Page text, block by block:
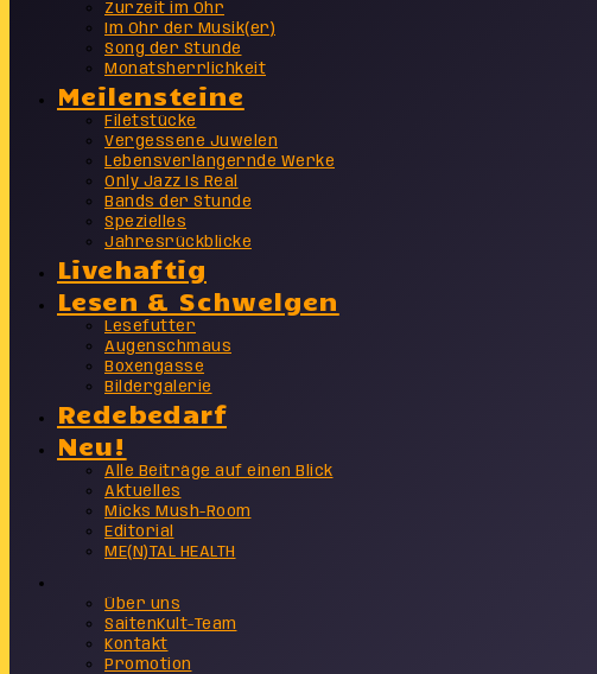
Zurzeit im Ohr
Im Ohr der Musik(er)
Song der Stunde
Monatsherrlichkeit
Meilensteine
Filetstücke
Vergessene Juwelen
Lebensverlängernde Werke
Only Jazz Is Real
Bands der Stunde
Spezielles
Jahresrückblicke
Livehaftig
Lesen & Schwelgen
Lesefutter
Augenschmaus
Boxengasse
Bildergalerie
Redebedarf
Neu!
Alle Beiträge auf einen Blick
Aktuelles
Micks Mush-Room
Editorial
ME(N)TAL HEALTH
Über uns
SaitenKult-Team
Kontakt
Promotion